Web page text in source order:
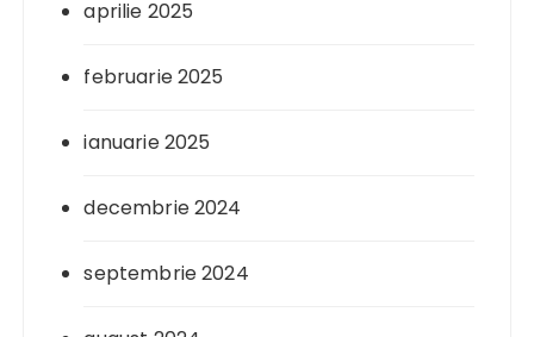
aprilie 2025
februarie 2025
ianuarie 2025
decembrie 2024
septembrie 2024